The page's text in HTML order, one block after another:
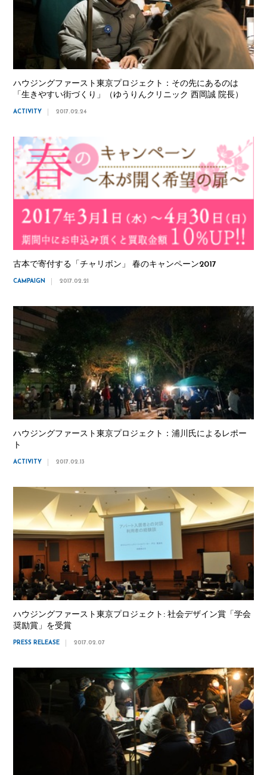
ハウジングファースト東京プロジェクト：その先にあるのは
「生きやすい街づくり」（ゆうりんクリニック 西岡誠 院長）
ACTIVITY 2017.02.24
古本で寄付する「チャリボン」 春のキャンペーン2017
CAMPAIGN 2017.02.21
ハウジングファースト東京プロジェクト：浦川氏によるレポー
ト
ACTIVITY 2017.02.13
ハウジングファースト東京プロジェクト: 社会デザイン賞「学会
奨励賞」を受賞
PRESS RELEASE 2017.02.07